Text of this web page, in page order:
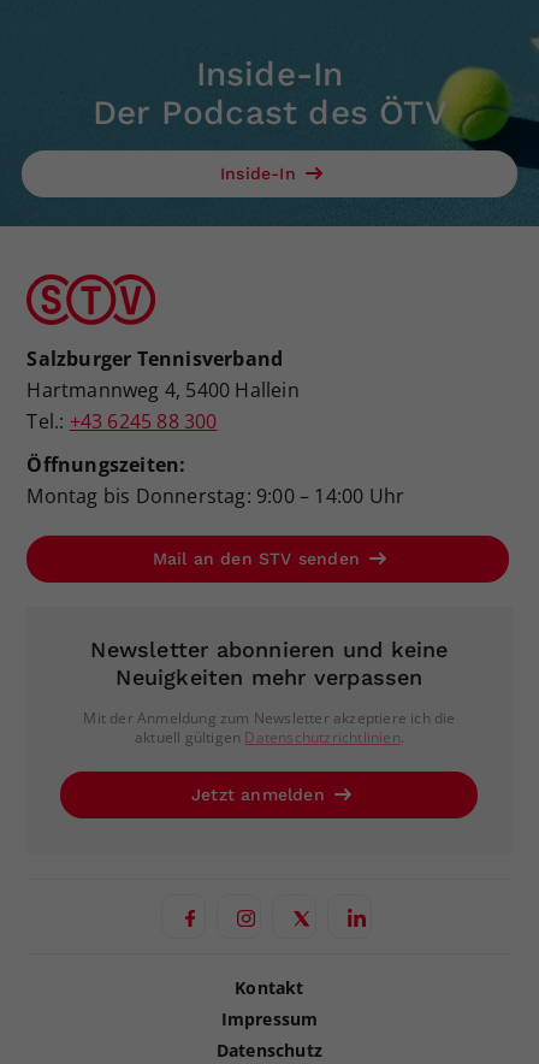
Inside-In
Der Podcast des ÖTV
Inside-In
Salzburger Tennisverband
Hartmannweg 4, 5400 Hallein
Tel.: +43 6245 88 300
Öffnungszeiten:
Montag bis Donnerstag: 9:00 – 14:00 Uhr
Mail an den STV senden
Newsletter abonnieren und keine
Neuigkeiten mehr verpassen
Mit der Anmeldung zum Newsletter akzeptiere ich die
aktuell gültigen Datenschutzrichtlinien.
Jetzt anmelden
Kontakt
Impressum
Datenschutz